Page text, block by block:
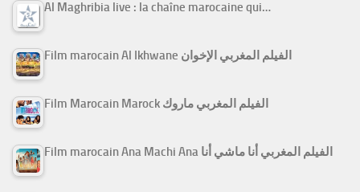
Al Maghribia live : la chaîne marocaine qui…
Film marocain Al Ikhwane الفيلم المغربي الإخوان
Film Marocain Marock الفيلم المغربي ماروك
Film marocain Ana Machi Ana الفيلم المغربي أنا ماشي أنا